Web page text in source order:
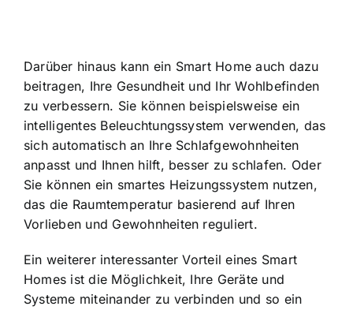
Darüber hinaus kann ein Smart Home auch dazu
beitragen, Ihre Gesundheit und Ihr Wohlbefinden
zu verbessern. Sie können beispielsweise ein
intelligentes Beleuchtungssystem verwenden, das
sich automatisch an Ihre Schlafgewohnheiten
anpasst und Ihnen hilft, besser zu schlafen. Oder
Sie können ein smartes Heizungssystem nutzen,
das die Raumtemperatur basierend auf Ihren
Vorlieben und Gewohnheiten reguliert.
Ein weiterer interessanter Vorteil eines Smart
Homes ist die Möglichkeit, Ihre Geräte und
Systeme miteinander zu verbinden und so ein